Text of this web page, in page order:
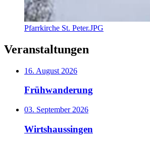
Pfarrkirche St. Peter.JPG
Veranstaltungen
16. August 2026
Frühwanderung
03. September 2026
Wirtshaussingen